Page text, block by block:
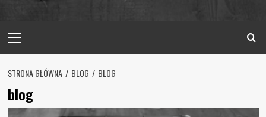
Menu
STRONA GŁÓWNA BLOG BLOG
blog